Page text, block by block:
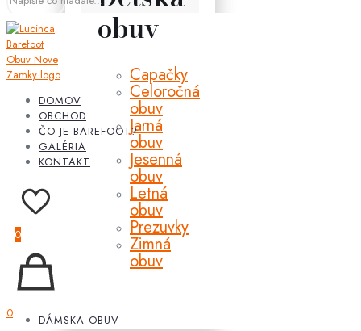
obuv
Capačky
Celoročná
obuv
Jarná
obuv
Jesenná
obuv
Letná
obuv
Prezuvky
Zimná
obuv
DÁMSKA OBUV
DOMOV
OBCHOD
ČO JE BAREFOOT?
GALÉRIA
KONTAKT
0
0